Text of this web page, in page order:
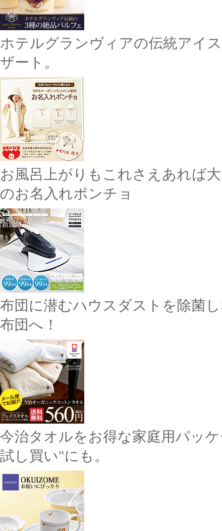
ホテルグランヴィアの伝統アイ
ザート。
お風呂上がりもこれさえあれば
のお名入れポンチョ
布団に潜むハウスダストを除菌
布団へ！
今治タオルをお得な家庭用パッ
試し買い"にも。